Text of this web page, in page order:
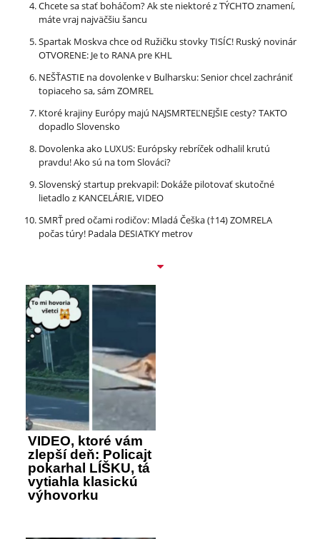
Chcete sa stať boháčom? Ak ste niektoré z TÝCHTO znamení,
máte vraj najväčšiu šancu
Spartak Moskva chce od Ružičku stovky TISÍC! Ruský novinár
OTVORENE: Je to RANA pre KHL
NEŠŤASTIE na dovolenke v Bulharsku: Senior chcel zachrániť
topiaceho sa, sám ZOMREL
Ktoré krajiny Európy majú NAJSMRTEĽNEJŠIE cesty? TAKTO
dopadlo Slovensko
Dovolenka ako LUXUS: Európsky rebríček odhalil krutú
pravdu! Ako sú na tom Slováci?
Slovenský startup prekvapil: Dokáže pilotovať skutočné
lietadlo z KANCELÁRIE, VIDEO
SMRŤ pred očami rodičov: Mladá Češka (†14) ZOMRELA
počas túry! Padala DESIATKY metrov
VIDEO, ktoré vám
zlepší deň: Policajt
pokarhal LÍŠKU, tá
vytiahla klasickú
výhovorku